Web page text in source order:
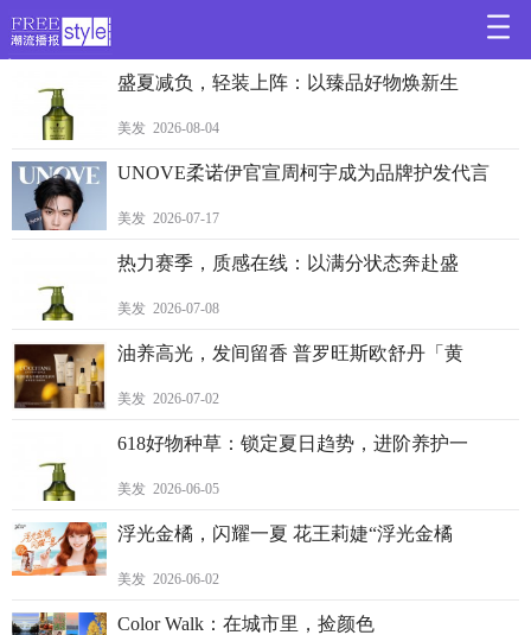
>
盛夏减负，轻装上阵：以臻品好物焕新生
美发 2026-08-04
UNOVE柔诺伊官宣周柯宇成为品牌护发代言
美发 2026-07-17
热力赛季，质感在线：以满分状态奔赴盛
美发 2026-07-08
油养高光，发间留香 普罗旺斯欧舒丹「黄
美发 2026-07-02
618好物种草：锁定夏日趋势，进阶养护一
美发 2026-06-05
浮光金橘，闪耀一夏 花王莉婕“浮光金橘
美发 2026-06-02
Color Walk：在城市里，捡颜色